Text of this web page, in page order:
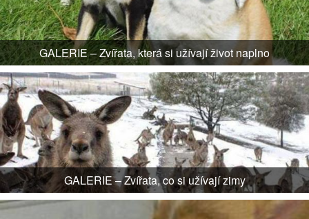
GALERIE – Zvířata, která si užívají život naplno
GALERIE – Zvířata, co si užívají zimy